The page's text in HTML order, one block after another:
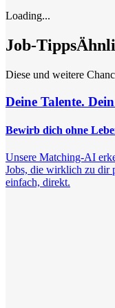
Loading...
Job-Tipps
Diese und weitere
Deine Talente.
Bewirb dich ohne
Unsere Matching-AI
Jobs, die wirklich zu dir
einfach, direkt.